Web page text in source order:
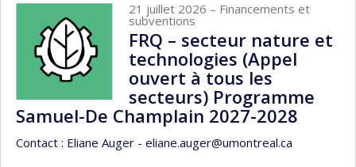
21 juillet 2026 – Financements et
subventions
FRQ – secteur nature et
technologies (Appel
ouvert à tous les
secteurs) Programme
Samuel-De Champlain 2027-2028
Contact : Eliane Auger - eliane.auger@umontreal.ca